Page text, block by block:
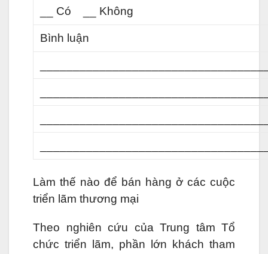
__ Có __ Không
Bình luận
Làm thế nào để bán hàng ở các cuộc
triển lãm thương mại
Theo nghiên cứu của Trung tâm Tổ
chức triển lãm, phần lớn khách tham